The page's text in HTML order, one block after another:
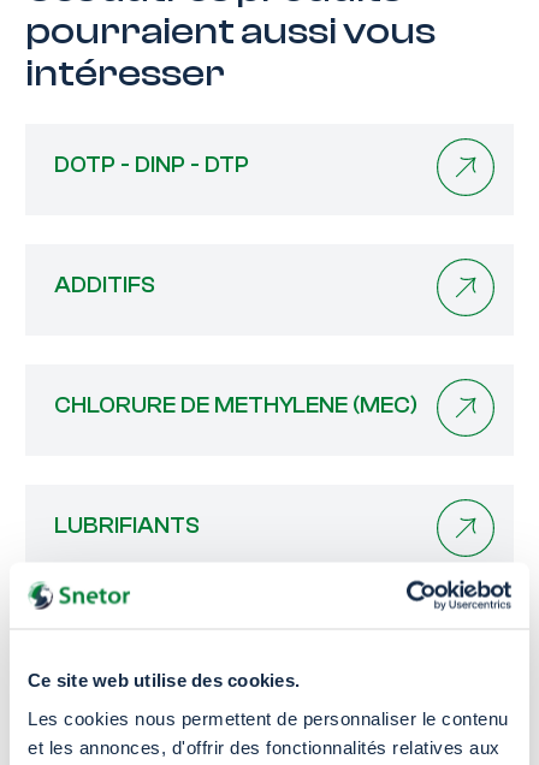
Ce site web utilise des cookies.
Les cookies nous permettent de personnaliser le contenu
et les annonces, d'offrir des fonctionnalités relatives aux
pourraient aussi vous
intéresser
DOTP - DINP - DTP
ADDITIFS
CHLORURE DE METHYLENE (MEC)
LUBRIFIANTS